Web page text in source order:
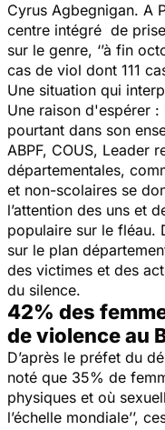
Cyrus Agbegnigan. A
centre intégré de
sur le genre, ‘’à fin
cas de viol dont 111
Une situation qui
Une raison d'espérer
pourtant dans son
ABPF, COUS, Leader
départementales,
et non-scolaires se
l’attention des uns et
populaire sur le fléau.
sur le plan
des victimes et des
du silence.
42% des
de violence au
D’après le préfet du
noté que 35% de
physiques et où
l’échelle mondiale’’,